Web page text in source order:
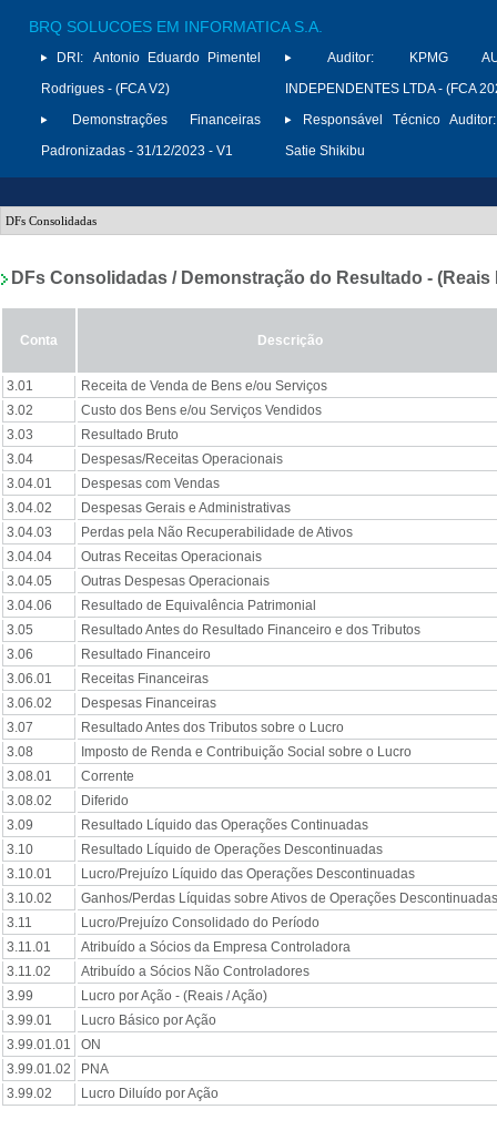
BRQ SOLUCOES EM INFORMATICA S.A.
DRI:
Antonio Eduardo Pimentel
Rodrigues - (FCA V2)
Demonstrações Financeiras
Padronizadas - 31/12/2023 - V1
Auditor:
KPMG
INDEPENDENTES LTDA - (FCA
Responsável Técnico Auditor:
Satie Shikibu